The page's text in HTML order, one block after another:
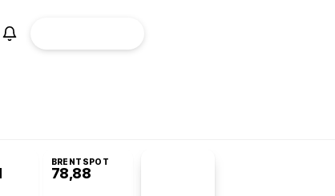
BRENTSPOT
78,88